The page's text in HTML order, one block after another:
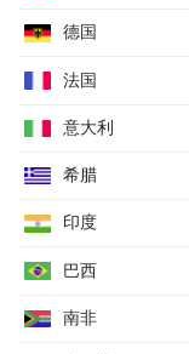
年度全社会用电量年率
进口大豆港口库存
上期所每日仓单变动-铅
上期所每日仓单变动-镍
上期所每日仓单变动-锡
上期所每日仓单变动-线材
上期所每日仓单变动-热轧卷板
德国
法国
意大利
希腊
印度
巴西
南非